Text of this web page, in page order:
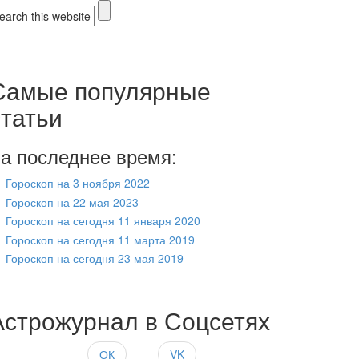
поиска
популярные
последнее время:
Гороскоп на 3 ноября 2022
Гороскоп на 22 мая 2023
Гороскоп на сегодня 11 января 2020
Гороскоп на сегодня 11 марта 2019
Гороскоп на сегодня 23 мая 2019
в Соцсетях
ОК VK